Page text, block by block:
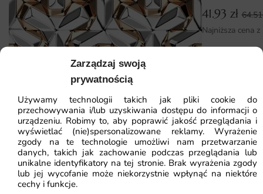
Zarządzaj swoją
prywatnością
Używamy technologii takich jak pliki cookie do
przechowywania i/lub uzyskiwania dostępu do informacji o
urządzeniu. Robimy to, aby poprawić jakość przeglądania i
wyświetlać (nie)spersonalizowane reklamy. Wyrażenie
zgody na te technologie umożliwi nam przetwarzanie
danych, takich jak zachowanie podczas przeglądania lub
unikalne identyfikatory na tej stronie. Brak wyrażenia zgody
lub jej wycofanie może niekorzystnie wpłynąć na niektóre
cechy i funkcje.
tapety — klej nakładasz na ścianę, a pasy układasz na styk,
bez zakładek.
Dlaczego warto wybrać tę fototapetę
Fototapeta Kompozycja Liści to inwestycja w wnętrze,
które ma robić wrażenie na domownikach i gościach.
Wybierając ten projekt, otrzymujesz dekorację
dopasowaną do swoich wymiarów, wykonaną z myślą o
codziennym użytkowaniu. Poniżej najważniejsze atuty w
skrócie:
Możliwość czyszczenia wilgotną ściereczką
Fototapeta Białe Płytki 3D
41.93zł 64.51zł
Najniższa cena z 30 dni:41.93zł
41.93 zł
Najniższa cena
ZOBACZ WSZYSTKIE